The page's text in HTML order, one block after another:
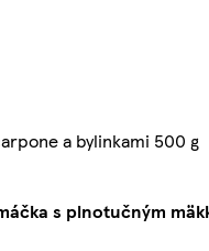
a bylinkami 500 g
s plnotučným